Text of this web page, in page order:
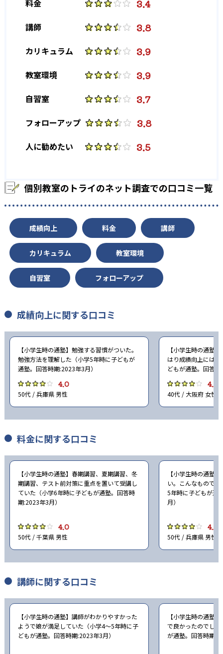
横浜国立大学 - 金沢大学 -
大阪公立大学 - 千葉大学 -
東京都立大学 - 古屋市立大学 -
京都府立大学 岡山大学
広島大学 - 信州大学 -
- -
同志社大学 - 立命館大学
東京理科大学 -
- -
法政大学 - 関西学院大学
関西大学 - 日本大学
専修大学 京都産業大学
※合格年の明記はなし
他、多数合格、実績は累計
料金 3.4
講師 3.8
カリキュラム 3.9
教室環境 3.9
自習室 3.7
フォローアップ 3.8
人に勧めたい 3.5
個別教室のトライのネット調査での口コミ一覧
成績向上 料金 講師
カリキュラム 教室環境
自習室 フォローアップ
成績向上に関する口コミ
【小学生時の通塾】勉強する習慣がついた。
勉強方法を理解した（小学5年時に子どもが
通塾。回答時期:2023年3月）
4.0
50代 / 兵庫県 男性
【小学生時の通塾
はり成績向上には
どもが通塾。回答
4.0
40代 / 大阪府 女性
料金に関する口コミ
【小学生時の通塾】春期講習、夏期講習、冬
期講習、テスト前対策に重点を置いて受講し
ていた（小学6年時に子どもが通塾。回答時
期:2023年3月）
4.0
50代 / 千葉県 男性
【小学生時の通塾
い。こんなもので
5年時に子どもが通
月）
4.0
50代 / 兵庫県 男性
講師に関する口コミ
【小学生時の通塾】講師がわかりやすかった
ようで娘が満足していた（小学4〜5年時に子
どもが通塾。回答時期:2023年3月）
【小学生時の通塾
で良かったのでし
が通塾。回答時期